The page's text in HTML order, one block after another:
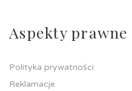
Aspekty prawne
Polityka prywatności
Reklamacje